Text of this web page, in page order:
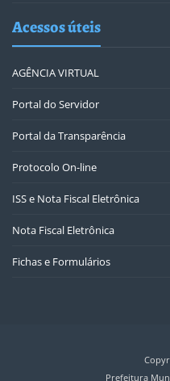
Acessos úteis
AGÊNCIA VIRTUAL
Portal do Servidor
Portal da Transparência
Protocolo On-line
ISS e Nota Fiscal Eletrônica
Nota Fiscal Eletrônica
Fichas e Formulários
Prefeitura